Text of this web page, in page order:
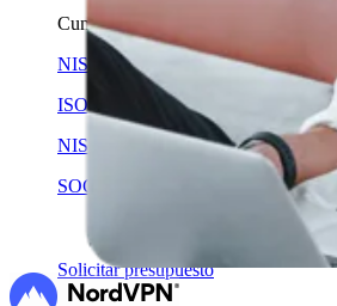
Cumplimiento
NIS2
ISO 27001
NIST
SOC 2
Solicitar presupuesto